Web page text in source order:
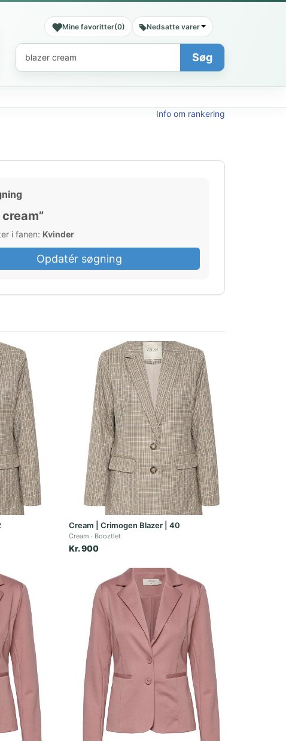
Mine favoritter(0) Nedsatte varer
Søg
Søg
Info om rankering
i fanen: Kvinder
Opdatér søgning
Cream | Crimogen Blazer | 40
Cream Booztlet
Kr. 900